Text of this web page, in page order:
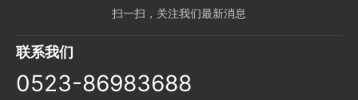
扫一扫，关注我们最新消息
联系我们
0523-86983688